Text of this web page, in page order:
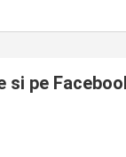
si pe